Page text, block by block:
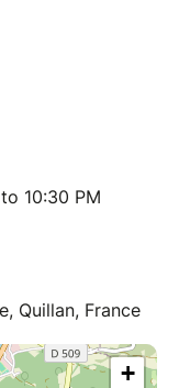
10:30 PM
Quillan, France
+